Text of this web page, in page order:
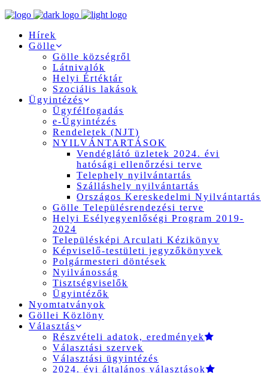
Hírek
Gölle
Gölle községről
Látnivalók
Helyi Értéktár
Szociális lakások
Ügyintézés
Ügyfélfogadás
e-Ügyintézés
Rendeletek (NJT)
NYILVÁNTARTÁSOK
Vendéglátó üzletek 2024. évi
hatósági ellenőrzési terve
Telephely nyilvántartás
Szálláshely nyilvántartás
Országos Kereskedelmi Nyilvántartás
Gölle Településrendezési terve
Helyi Esélyegyenlőségi Program 2019-
2024
Településképi Arculati Kézikönyv
Képviselő-testületi jegyzőkönyvek
Polgármesteri döntések
Nyilvánosság
Tisztségviselők
Ügyintézők
Nyomtatványok
Göllei Közlöny
Választás
Részvételi adatok, eredmények
Választási szervek
Választási ügyintézés
2024. évi általános választások